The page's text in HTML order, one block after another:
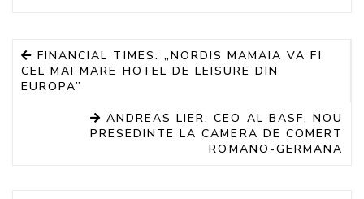
FINANCIAL TIMES: „NORDIS MAMAIA VA FI
CEL MAI MARE HOTEL DE LEISURE DIN
EUROPA”
ANDREAS LIER, CEO AL BASF, NOU
PRESEDINTE LA CAMERA DE COMERT
ROMANO-GERMANA